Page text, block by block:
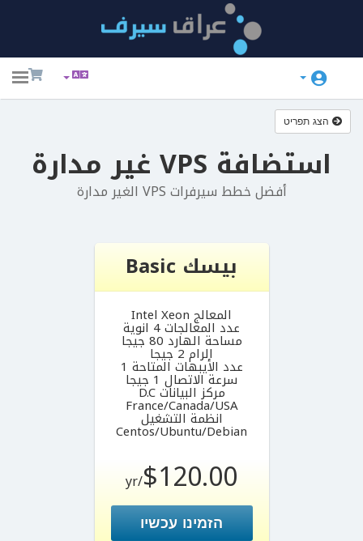
استضافة VPS غير مدارة
أفضل خطط سيرفرات VPS الغير مدارة
بيسك Basic
المعالج Intel Xeon
عدد المعالجات 4 انوية
مساحة الهارد 80 جيجا
الرام 2 جيجا
عدد الأيبهات المتاحة 1
سرعة الاتصال 1 جيجا
مركز البيانات D.C
France/Canada/USA
انظمة التشغيل
Centos/Ubuntu/Debian
$120.00
/yr
הזמינו עכשיו